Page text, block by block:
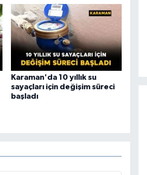
Karaman'da 10 yıllık su
sayaçları için değişim süreci
başladı